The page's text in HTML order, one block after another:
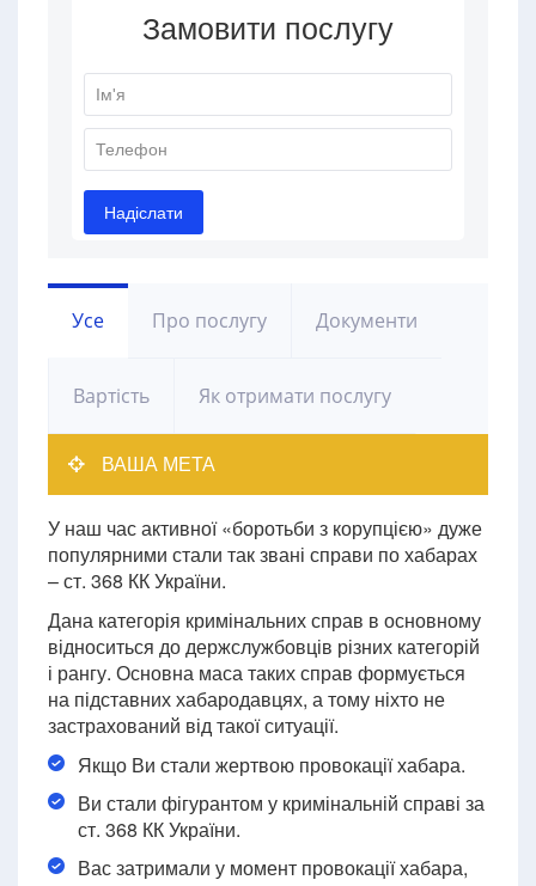
Усе Про послугу Документи
Вартість Як отримати послугу
ВАША МЕТА
У наш час активної «боротьби з корупцією» дуже
популярними стали так звані справи по хабарах
– ст. 368 КК України.
Дана категорія кримінальних справ в основному
відноситься до держслужбовців різних категорій
і рангу. Основна маса таких справ формується
на підставних хабародавцях, а тому ніхто не
застрахований від такої ситуації.
Якщо Ви стали жертвою провокації хабара.
Ви стали фігурантом у кримінальній справі за
ст. 368 КК України.
Вас затримали у момент провокації хабара,